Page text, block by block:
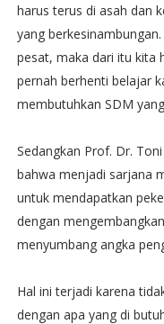
harus terus di asah dan
yang
pesat, maka dari itu kita
pernah berhenti belajar
membutuhkan SDM
Sedangkan Prof. Dr.
bahwa menjadi sarjana
untuk mendapatkan
dengan
menyumbang angka
Hal ini terjadi karena
dengan apa yang di